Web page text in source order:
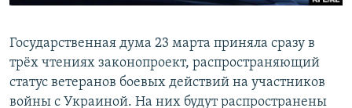
Все сайты РСЕ/РС
Государственная дума 23 марта приняла сразу в
трёх чтениях законопроект, распространяющий
статус ветеранов боевых действий на участников
войны с Украиной. На них будут распространены